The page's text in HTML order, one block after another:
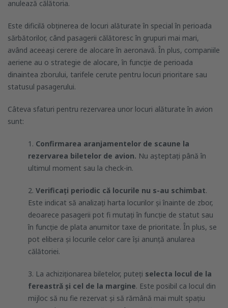
anulează călătoria.
Este dificilă obținerea de locuri alăturate în special în perioada
sărbătorilor, când pasagerii călătoresc în grupuri mai mari,
având aceeași cerere de alocare în aeronavă. În plus, companiile
aeriene au o strategie de alocare, în funcție de perioada
dinaintea zborului, tarifele cerute pentru locuri prioritare sau
statusul pasagerului.
Câteva sfaturi pentru rezervarea unor locuri alăturate în avion
sunt:
1. Confirmarea aranjamentelor de scaune la
rezervarea biletelor de avion. Nu așteptați până în
ultimul moment sau la check-in.
2. Verificați periodic că locurile nu s-au schimbat.
Este indicat să analizați harta locurilor și înainte de zbor,
deoarece pasagerii pot fi mutați în funcție de statut sau
în funcție de plata anumitor taxe de prioritate. În plus, se
pot elibera și locurile celor care își anunță anularea
călătoriei.
3. La achiziționarea biletelor, puteți selecta locul de la
fereastră și cel de la margine. Este posibil ca locul din
mijloc să nu fie rezervat și să rămână mai mult spațiu